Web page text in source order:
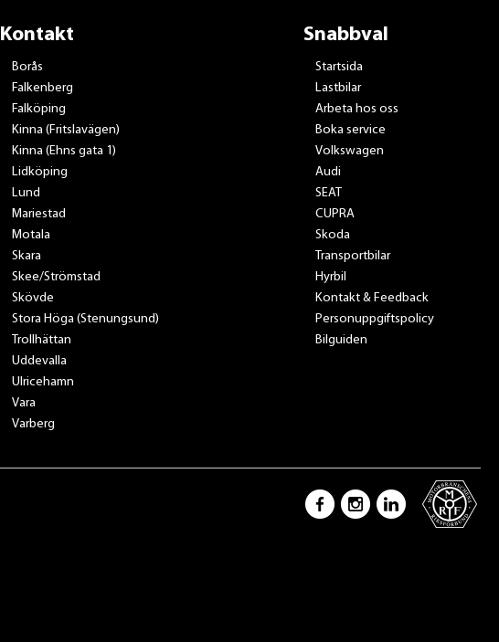
Kontakt
Borås
Falkenberg
Falköping
Kinna (Fritslavägen)
Kinna (Ehns gata 1)
Lidköping
Lund
Mariestad
Motala
Skara
Skee/Strömstad
Skövde
Stora Höga (Stenungsund)
Trollhättan
Uddevalla
Ulricehamn
Vara
Varberg
Snabbval
Startsida
Lastbilar
Arbeta hos oss
Boka service
Volkswagen
Audi
SEAT
CUPRA
Skoda
Transportbilar
Hyrbil
Kontakt & Feedback
Personuppgiftspolicy
Bilguiden